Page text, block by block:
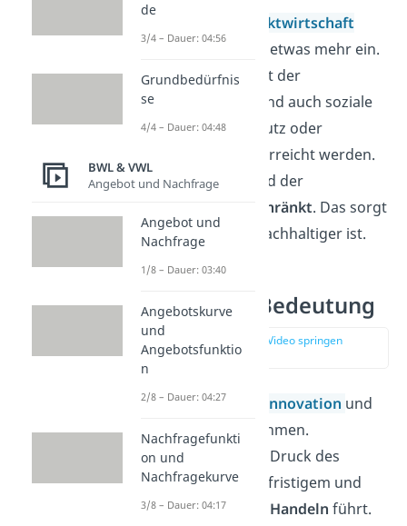
sozialen Marktwirtschaft
mischt sich der
etwas mehr ein.
Er
setzt Regeln, damit der
Wettbewerb fair ist und auch soziale
Ziele, wie Umweltschutz oder
Verbraucherschutz, erreicht werden.
In diesem System wird der
Wettbewerb eingeschränkt. Das sorgt
aber dafür, dass er nachhaltiger ist.
Wettbewerb Bedeutung
zur Stelle im Video springen
(01:59)
Wettbewerb fördert Innovation und
Effizienz
bei Unternehmen.
Gleichzeitig kann der Druck des
Wettbewerbs zu kurzfristigem und
unverantwortlichem Handeln führt.
de
3/4 – Dauer: 04:56
Grundbedürfnis
se
4/4 – Dauer: 04:48
BWL & VWL
Angebot und Nachfrage
Angebot und
Nachfrage
1/8 – Dauer: 03:40
Angebotskurve
und
Angebotsfunktio
n
2/8 – Dauer: 04:27
Nachfragefunkti
on und
Nachfragekurve
3/8 – Dauer: 04:17